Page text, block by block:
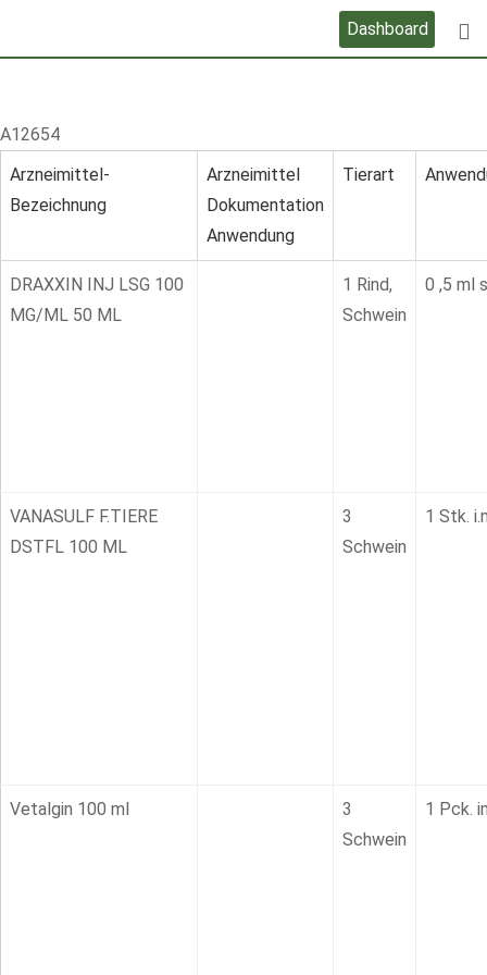
Dashboard
A12654
Arzneimittel-
Bezeichnung
Arzneimittel
Dokumentation
Anwendung
Tierart
DRAXXIN INJ LSG 100
MG/ML 50 ML
1 Rind,
Schwein
0 ,5 ml
VANASULF F.TIERE
DSTFL 100 ML
3
Schwein
1 Stk.
Vetalgin 100 ml
3
Schwein
1 Pck.